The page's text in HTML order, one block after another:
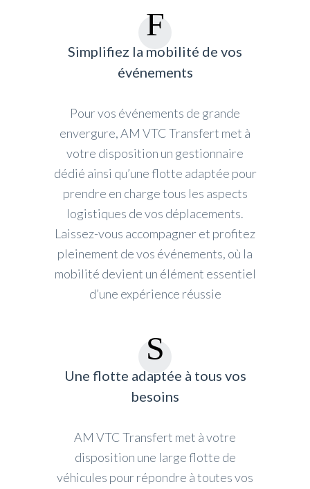
Simplifiez la mobilité de vos
événements
Pour vos événements de grande
envergure, AM VTC Transfert met à
votre disposition un gestionnaire
dédié ainsi qu’une flotte adaptée pour
prendre en charge tous les aspects
logistiques de vos déplacements.
Laissez-vous accompagner et profitez
pleinement de vos événements, où la
mobilité devient un élément essentiel
d’une expérience réussie
Une flotte adaptée à tous vos
besoins
AM VTC Transfert met à votre
disposition une large flotte de
véhicules pour répondre à toutes vos